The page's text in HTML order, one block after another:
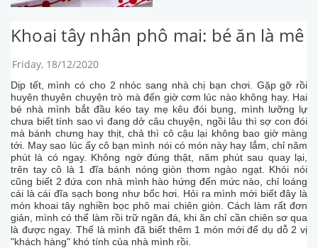
Khoai tây nhân phô mai: bé ăn là mê
Friday, 18/12/2020
Dịp tết, mình có cho 2 nhóc sang nhà chị bạn chơi. Gặp gỡ rồi
huyên thuyên chuyện trò mà đến giờ cơm lúc nào không hay. Hai
bé nhà mình bắt đầu kéo tay mẹ kêu đói bụng, mình lưỡng lự
chưa biết tính sao vì đang dở câu chuyện, ngồi lâu thì sợ con đói
mà bánh chưng hay thịt, chả thì cô cậu lại không bao giờ màng
tới. May sao lúc ấy cô bạn mình nói có món này hay lắm, chỉ năm
phút là có ngay. Không ngờ đúng thật, năm phút sau quay lại,
trên tay cô là 1 đĩa bánh nóng giòn thơm ngào ngạt. Khỏi nói
cũng biết 2 đứa con nhà mình hào hứng đến mức nào, chỉ loáng
cái là cái đĩa sạch bong như bốc hơi. Hỏi ra mình mới biết đây là
món khoai tây nghiền bọc phô mai chiên giòn. Cách làm rất đơn
giản, mình có thể làm rồi trữ ngăn đá, khi ăn chỉ cần chiên sơ qua
là được ngay. Thế là mình đã biết thêm 1 món mới để dụ dỗ 2 vị
"khách hàng" khó tính của nhà mình rồi.